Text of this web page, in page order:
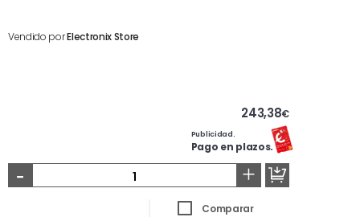
Vendido porElectronix Store
243,38€
Publicidad.
Pago en plazos.
- +
Comparar